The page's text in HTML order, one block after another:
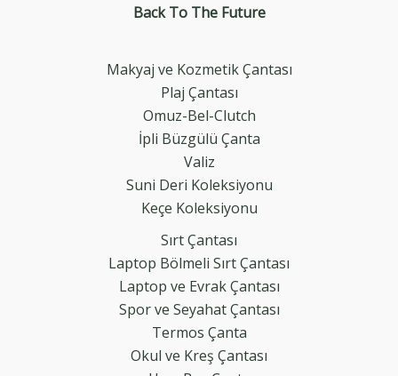
Back To The Future
Makyaj ve Kozmetik Çantası
Plaj Çantası
Omuz-Bel-Clutch
İpli Büzgülü Çanta
Valiz
Suni Deri Koleksiyonu
Keçe Koleksiyonu
Sırt Çantası
Laptop Bölmeli Sırt Çantası
Laptop ve Evrak Çantası
Spor ve Seyahat Çantası
Termos Çanta
Okul ve Kreş Çantası